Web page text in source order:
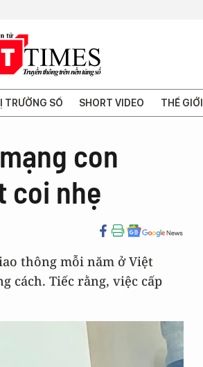
TRƯỜNG SỐ SHORT VIDEO THẾ GIỚI
con
coi nhẹ
thông mỗi năm ở Việt
cách. Tiếc rằng, việc cấp